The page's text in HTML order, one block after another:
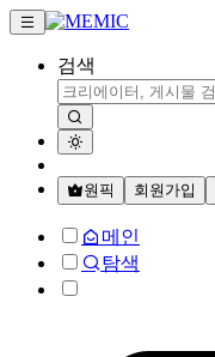
검색
원픽 회원가입
메인
탐색